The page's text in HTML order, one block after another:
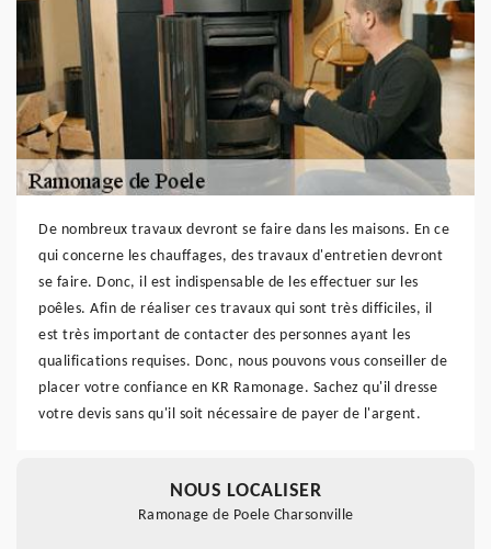
De nombreux travaux devront se faire dans les maisons. En ce
qui concerne les chauffages, des travaux d'entretien devront
se faire. Donc, il est indispensable de les effectuer sur les
poêles. Afin de réaliser ces travaux qui sont très difficiles, il
est très important de contacter des personnes ayant les
qualifications requises. Donc, nous pouvons vous conseiller de
placer votre confiance en KR Ramonage. Sachez qu'il dresse
votre devis sans qu'il soit nécessaire de payer de l'argent.
NOUS LOCALISER
Ramonage de Poele Charsonville